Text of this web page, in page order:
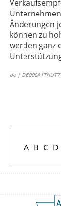
Änderungen
können zu
werden ganz
de |
A B C D